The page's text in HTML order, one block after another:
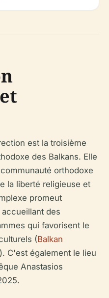
est la troisième
des Balkans. Elle
orthodoxe
la liberté religieuse et
promeut
des
qui favorisent le
(Balkan
). C'est également le lieu
Anastasios